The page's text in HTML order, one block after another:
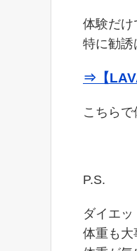
体験だけ
特に勧誘
⇒【
こちら
P.S.
ダイエッ
体重も大